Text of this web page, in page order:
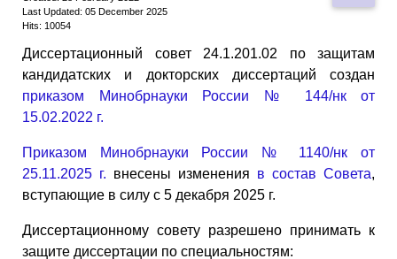
Last Updated: 05 December 2025
Hits: 10054
Диссертационный совет 24.1.201.02 по защитам
кандидатских и докторских диссертаций создан
приказом Минобрнауки России № 144/нк от
15.02.2022 г.
Приказом Минобрнауки России № 1140/нк от
25.11.2025 г. внесены изменения в состав Совета,
вступающие в силу с 5 декабря 2025 г.
Диссертационному совету разрешено принимать к
защите диссертации по специальностям: